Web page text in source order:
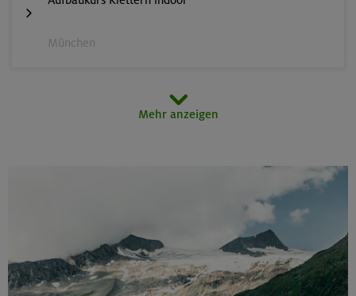
München
3000er-Rundtour in der Sonnblickgruppe
Mehr anzeigen